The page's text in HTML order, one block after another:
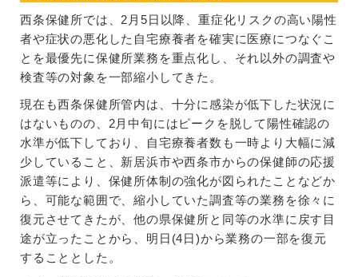
西条保健所では、2月5日以降、重症化リスクの高い陽性
者や症状の悪化した自宅療養者を確実に医療につなぐこ
とを最優先に保健所業務を重点化し、それ以外の調査や
検査等の対象を一部縮小してきた。
現在も西条保健所管内は、十分に感染が低下した状況に
はないものの、2月中旬にはピークを脱して陽性確認の
水準が低下しており、自宅療養者数も一時より大幅に減
少していること、新居浜市や西条市からの保健師の応援
派遣等により、保健所体制の強化が図られたことなどか
ら、可能な範囲で、縮小していた調査等の業務を徐々に
復元させてきたが、他の県保健所と同等の水準に戻す目
途が立ったことから、明日(4日)から業務の一部を復元
することとした。